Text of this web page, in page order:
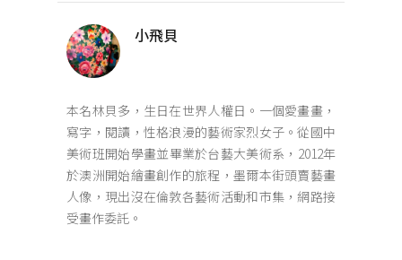
小飛貝
本名林貝多，生日在世界人權日。一個愛畫畫，
寫字，閱讀，性格浪漫的藝術家烈女子。從國中
美術班開始學畫並畢業於台藝大美術系，2012年
於澳洲開始繪畫創作的旅程，墨爾本街頭賣藝畫
人像，現出沒在倫敦各藝術活動和市集，網路接
受畫作委託。